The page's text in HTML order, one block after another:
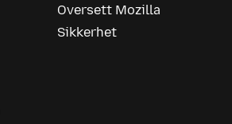
Oversett Mozilla
Sikkerhet